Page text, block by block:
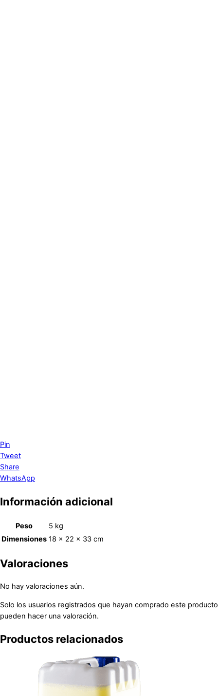
Pin
Tweet
Share
WhatsApp
Información adicional
Peso
5 kg
Dimensiones 18 × 22 × 33 cm
Valoraciones
No hay valoraciones aún.
Solo los usuarios registrados que hayan comprado este producto
pueden hacer una valoración.
Productos relacionados